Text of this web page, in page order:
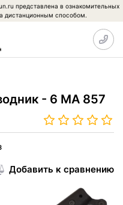
представлена в ознакомительных
дистанционным способом.
- 6 МА 857
Добавить к сравнению